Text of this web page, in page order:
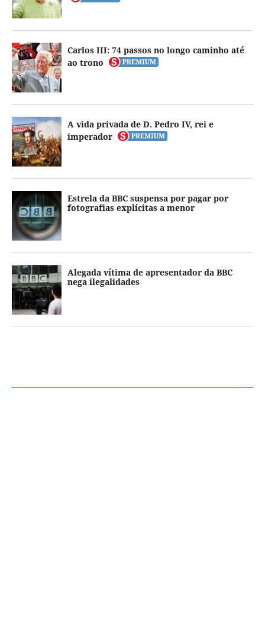
Carlos III: 74 passos no longo caminho até
ao trono
A vida privada de D. Pedro IV, rei e
imperador
Estrela da BBC suspensa por pagar por
fotografias explícitas a menor
Alegada vítima de apresentador da BBC
nega ilegalidades